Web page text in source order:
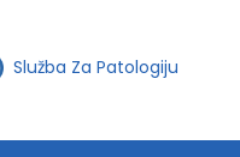
Služba Za Patologiju